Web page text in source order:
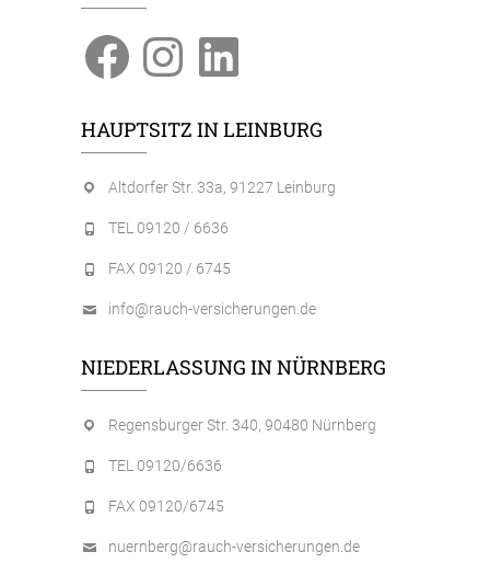
FacebookInstagramLinkedIn
HAUPTSITZ IN LEINBURG
Altdorfer Str. 33a, 91227 Leinburg
TEL 09120 / 6636
FAX 09120 / 6745
info@rauch-versicherungen.de
NIEDERLASSUNG IN NÜRNBERG
Regensburger Str. 340, 90480 Nürnberg
TEL 09120/6636
FAX 09120/6745
nuernberg@rauch-versicherungen.de